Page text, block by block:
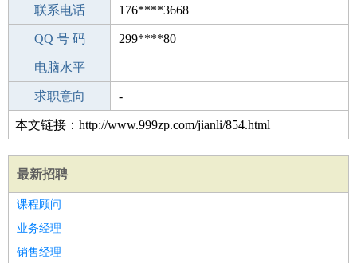
期望月薪
联系电话 176****3668
手机号码 176****3668
QQ 号 码 299****80
微信号码
电脑水平
外语水平
求职意向 -
本文链接：http://www.999zp.com/jianli/854.html
最新招聘
课程顾问
业务经理
销售经理